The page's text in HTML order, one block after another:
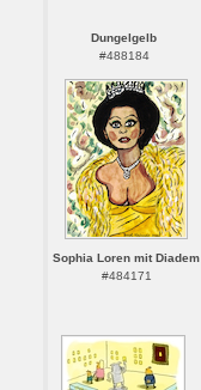
Dungelgelb
#488184
Sophia Loren mit Diadem
#484171